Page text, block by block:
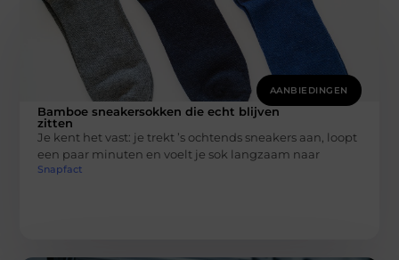
AANBIEDINGEN
Bamboe sneakersokken die echt blijven
zitten
Je kent het vast: je trekt ’s ochtends sneakers aan, loopt
een paar minuten en voelt je sok langzaam naar
Snapfact